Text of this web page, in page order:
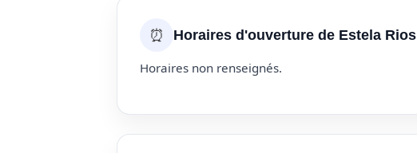
⏰ Horaires d'ouverture de Estela Rios
Horaires non renseignés.